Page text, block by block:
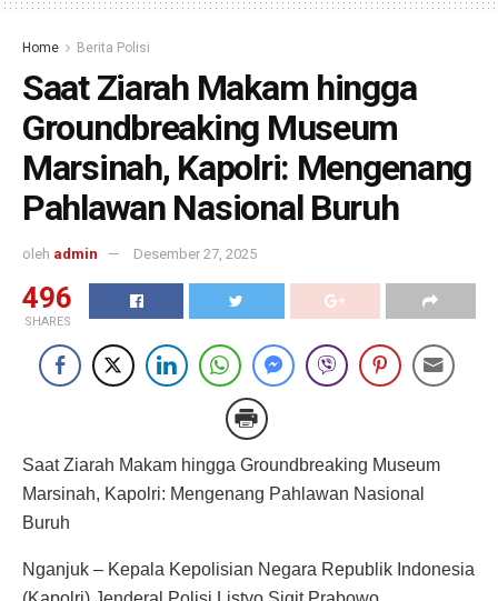
Home Berita Polisi
Saat Ziarah Makam hingga
Groundbreaking Museum
Marsinah, Kapolri: Mengenang
Pahlawan Nasional Buruh
oleh admin Desember 27, 2025
496
SHARES
Saat Ziarah Makam hingga Groundbreaking Museum
Marsinah, Kapolri: Mengenang Pahlawan Nasional
Buruh
Nganjuk – Kepala Kepolisian Negara Republik Indonesia